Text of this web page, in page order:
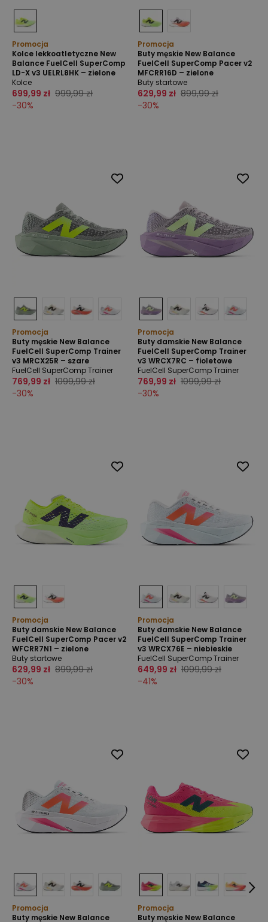
Promocja
Kolce lekkoatletyczne New
Balance FuelCell SuperComp
LD-X v3 UELRL8HK – zielone
Kolce
699,99 zł 999,99 zł
-30%
Promocja
Buty męskie New Balance
FuelCell SuperComp Pacer v2
MFCRR16D – zielone
Buty startowe
629,99 zł 899,99 zł
-30%
Promocja
Buty męskie New Balance
FuelCell SuperComp Trainer
v3 MRCX25R – szare
FuelCell SuperComp Trainer
769,99 zł 1099,99 zł
-30%
Promocja
Buty damskie New Balance
FuelCell SuperComp Trainer
v3 WRCX7RC – fioletowe
FuelCell SuperComp Trainer
769,99 zł 1099,99 zł
-30%
Promocja
Buty damskie New Balance
FuelCell SuperComp Pacer v2
WFCRR7N1 – zielone
Buty startowe
629,99 zł 899,99 zł
-30%
Promocja
Buty damskie New Balance
FuelCell SuperComp Trainer
v3 WRCX76E – niebieskie
FuelCell SuperComp Trainer
649,99 zł 1099,99 zł
-41%
Promocja
Buty męskie New Balance
Promocja
Buty męskie New Balance